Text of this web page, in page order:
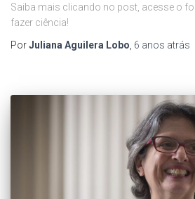
Saiba mais clicando no post, acesse o
fazer ciência!
PorJuliana Aguilera Lobo, 6 anos atrás